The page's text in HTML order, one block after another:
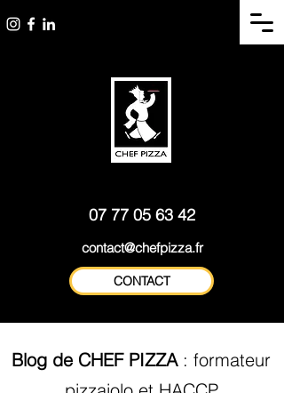
07 77 05 63 42
contact@chefpizza.fr
CONTACT
Blog de CHEF PIZZA: formateur